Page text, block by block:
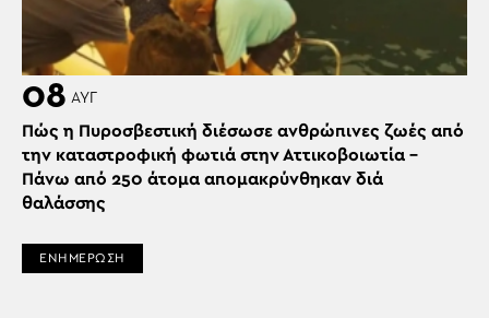
08 ΑΥΓ
Πώς η Πυροσβεστική διέσωσε ανθρώπινες ζωές από
την καταστροφική φωτιά στην Αττικοβοιωτία –
Πάνω από 250 άτομα απομακρύνθηκαν διά
θαλάσσης
ΕΝΗΜΕΡΩΣΗ